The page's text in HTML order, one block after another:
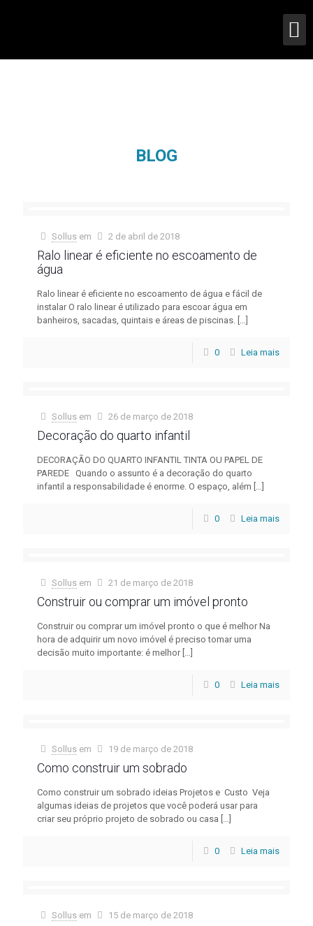
BLOG
Sollus em 2 de abril de 2018
Ralo linear é eficiente no escoamento de
água
Ralo linear é eficiente no escoamento de água e fácil de
instalar O ralo linear é utilizado para escoar água em
banheiros, sacadas, quintais e áreas de piscinas. […]
0 Leia mais
Sollus em 26 de março de 2018
Decoração do quarto infantil
DECORAÇÃO DO QUARTO INFANTIL TINTA OU PAPEL DE
PAREDE Quando o assunto é a decoração do quarto
infantil a responsabilidade é enorme. O espaço, além […]
0 Leia mais
Sollus em 21 de março de 2018
Construir ou comprar um imóvel pronto
Construir ou comprar um imóvel pronto o que é melhor Na
hora de adquirir um novo imóvel é preciso tomar uma
decisão muito importante: é melhor[…]
0 Leia mais
Sollus em 19 de março de 2018
Como construir um sobrado
Como construir um sobrado ideias Projetos e Custo Veja
algumas ideias de projetos que você poderá usar para
criar seu próprio projeto de sobrado ou casa […]
0 Leia mais
Sollus em 15 de março de 2018